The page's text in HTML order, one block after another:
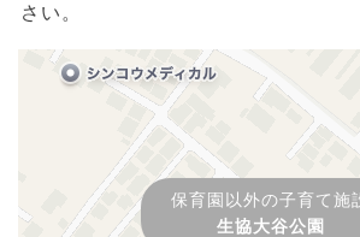
さい。
保育園以外の子育て施
生協大谷公園